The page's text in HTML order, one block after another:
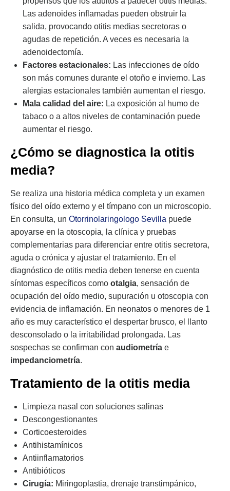
Las adenoides inflamadas pueden obstruir la
salida, provocando otitis medias secretoras o
agudas de repetición. A veces es necesaria la
adenoidectomía.
Factores estacionales: Las infecciones de oído
son más comunes durante el otoño e invierno. Las
alergias estacionales también aumentan el riesgo.
Mala calidad del aire: La exposición al humo de
tabaco o a altos niveles de contaminación puede
aumentar el riesgo.
¿Cómo se diagnostica la otitis
media?
Se realiza una historia médica completa y un examen
físico del oído externo y el tímpano con un microscopio.
En consulta, un Otorrinolaringologo Sevilla puede
apoyarse en la otoscopia, la clínica y pruebas
complementarias para diferenciar entre otitis secretora,
aguda o crónica y ajustar el tratamiento. En el
diagnóstico de otitis media deben tenerse en cuenta
síntomas específicos como otalgia, sensación de
ocupación del oído medio, supuración u otoscopia con
evidencia de inflamación. En neonatos o menores de 1
año es muy característico el despertar brusco, el llanto
desconsolado o la irritabilidad prolongada. Las
sospechas se confirman con audiometría e
impedanciometría.
Tratamiento de la otitis media
Limpieza nasal con soluciones salinas
Descongestionantes
Corticoesteroides
Antihistamínicos
Antiinflamatorios
Antibióticos
Cirugía: Miringoplastia, drenaje transtimpánico,